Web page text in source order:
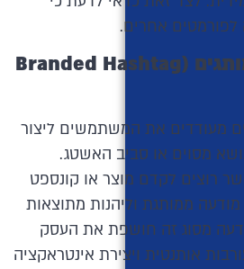
לפורמטים אחרים.
(
Branded Hashtag
מעודדים את המשתמשים ליצור
מסוים או סביב האשטג.
רוצים לקדם מוצר או קונספט
ממותגת וליהנות מתוצאות
מסוג זה חושפת את העסק
אותנטית ויצירת אינטראקציה